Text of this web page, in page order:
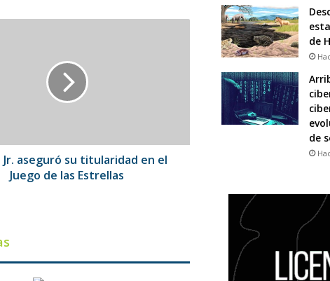
Jr. aseguró su titularidad en el
Juego de las Estrellas
de
de